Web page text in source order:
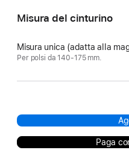
Misura del cinturino
Misura unica (adatta alla
Per polsi da 140-175 mm.
Paga